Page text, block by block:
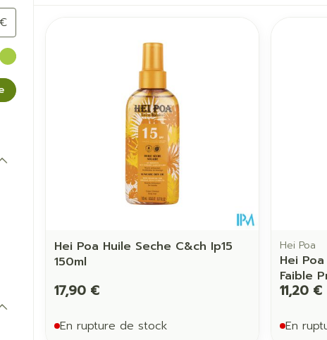
et droite pour ajuster les valeurs minimales et maximales
Hei Poa Huile Seche C&ch Ip15
150ml
17,90 €
En rupture de stock
Hei Poa
Hei
Faible
11,20 €
En